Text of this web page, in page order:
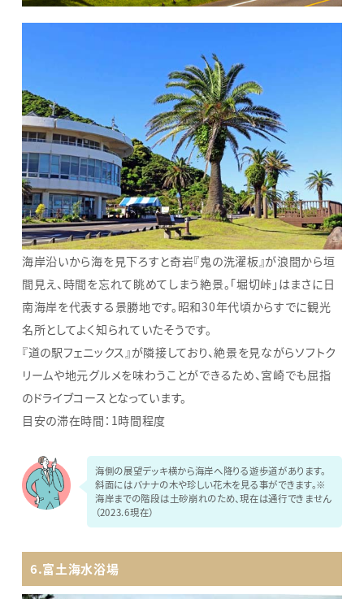
海岸沿いから海を見下ろすと奇岩『鬼の洗濯板』が浪間から垣
間見え、時間を忘れて眺めてしまう絶景。「堀切峠」はまさに日
南海岸を代表する景勝地です。昭和30年代頃からすでに観光
名所としてよく知られていたそうです。
『道の駅フェニックス』が隣接しており、絶景を見ながらソフトク
リームや地元グルメを味わうことができるため、宮崎でも屈指
のドライブコースとなっています。
目安の滞在時間：1時間程度
海側の展望デッキ横から海岸へ降りる遊歩道があります。
斜面にはバナナの木や珍しい花木を見る事ができます。※
海岸までの階段は土砂崩れのため、現在は通行できません
（2023.6現在）
6.富土海水浴場